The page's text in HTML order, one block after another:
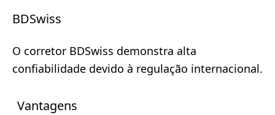
BDSwiss
O corretor BDSwiss demonstra alta
confiabilidade devido à regulação internacional.
Vantagens